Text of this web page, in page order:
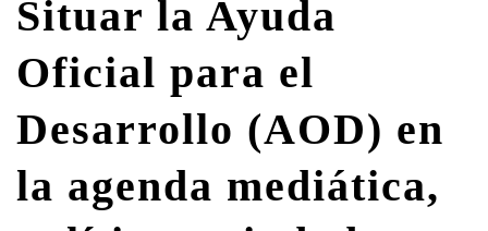
G7 / G20
TODOS LOS TEMAS
Situar la Ayuda
Oficial para el
Desarrollo (AOD) en
la agenda mediática,